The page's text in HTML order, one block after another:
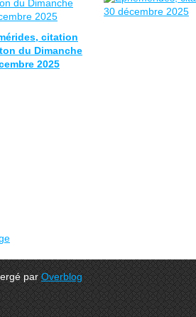
citation
du Dimanche
2025
parOverblog